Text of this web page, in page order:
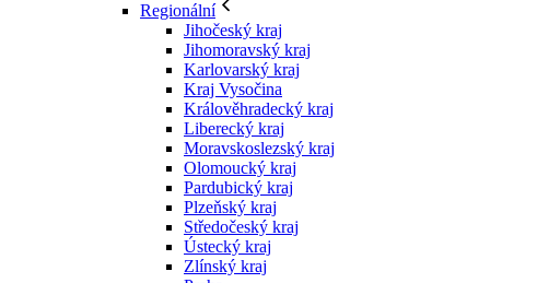
Regionální
Jihočeský kraj
Jihomoravský kraj
Karlovarský kraj
Kraj Vysočina
Králověhradecký kraj
Liberecký kraj
Moravskoslezský kraj
Olomoucký kraj
Pardubický kraj
Plzeňský kraj
Středočeský kraj
Ústecký kraj
Zlínský kraj